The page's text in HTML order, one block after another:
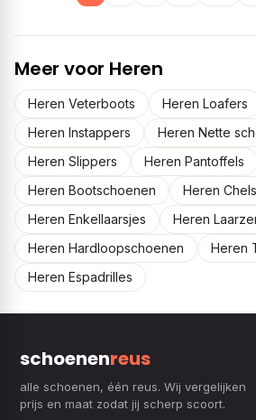
Meer voor Heren
Heren Veterboots Heren Loafers
Heren Instappers
Heren Nette
Heren Slippers
Heren Pantoffels
Heren Bootschoenen
Heren
Heren Enkellaarsjes
Heren
Heren Hardloopschoenen
Heren
Heren Espadrilles
schoenenreus
alle schoenen, één reus. Wij vergelijken
prijs en maat zodat jij scherp scoort.